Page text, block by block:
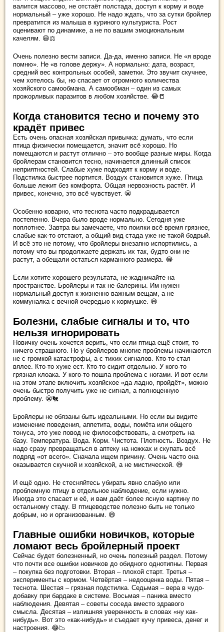
валится массово, не отстаёт полстада, доступ к корму и воде
нормальный – уже хорошо. Не надо ждать, что за сутки бройлер
превратится из малыша в куриного культуриста. Рост
оценивают по динамике, а не по вашим эмоциональным
качелям. 😄⚖️
Очень полезно вести записи. Да-да, именно записи. Не «я вроде
помню». Не «в голове держу». А нормально: дата, возраст,
средний вес контрольных особей, заметки. Это звучит скучнее,
чем хотелось бы, но спасает от огромного количества
хозяйского самообмана. А самообман – один из самых
прожорливых паразитов в любом хозяйстве. 😂📒
Когда становится тесно и почему это
крадёт привес
Есть очень опасная хозяйская привычка: думать, что если
птица физически помещается, значит всё хорошо. Но
помещаются и растут отлично – это вообще разные миры. Когда
бройлерам становится тесно, начинается длинный список
неприятностей. Слабые хуже подходят к корму и воде.
Подстилка быстрее портится. Воздух становится хуже. Птица
больше лежит без комфорта. Общая нервозность растёт. И
привес, конечно, это всё чувствует. 😬
Особенно коварно, что теснота часто подкрадывается
постепенно. Вчера было вроде нормально. Сегодня уже
поплотнее. Завтра вы замечаете, что поилки всё время грязнее,
слабые как-то отстают, а общий вид стада уже не такой бодрый.
И всё это не потому, что бройлеры внезапно испортились, а
потому что вы продолжаете держать их так, будто они не
растут, а обещали остаться карманного размера. 😂
Если хотите хорошего результата, не жадничайте на
пространстве. Бройлеры и так не балерины. Им нужен
нормальный доступ к жизненно важным вещам, а не
коммуналка с вечной очередью к кормушке. 😄
Болезни, слабые сигналы и то, что
нельзя игнорировать
Новичку очень хочется верить, что если птица ещё стоит, то
ничего страшного. Но у бройлеров многие проблемы начинаются
не с громкой катастрофы, а с тихих сигналов. Кто-то стал
вялее. Кто-то хуже ест. Кто-то сидит отдельно. У кого-то
грязная клоака. У кого-то пошла проблема с ногами. И вот если
на этом этапе включить хозяйское «да ладно, пройдёт», можно
очень быстро получить уже не сигнал, а полноценную
проблему. 😬🐔
Бройлеры не обязаны быть идеальными. Но если вы видите
изменение поведения, аппетита, воды, помёта или общего
тонуса, это уже повод не философствовать, а смотреть на
базу. Температура. Вода. Корм. Чистота. Плотность. Воздух. Не
надо сразу превращаться в аптеку на ножках и скупать всё
подряд «от всего». Сначала ищем причину. Очень часто она
оказывается скучной и хозяйской, а не мистической. 😅
И ещё одно. Не стесняйтесь убирать явно слабую или
проблемную птицу в отдельное наблюдение, если нужно.
Иногда это спасает и её, и вам даёт более ясную картину по
остальному стаду. В птицеводстве полезно быть не только
добрым, но и организованным. 😄
Главные ошибки новичков, которые
ломают весь бройлерный проект
Сейчас будет болезненный, но очень полезный раздел. Потому
что почти все ошибки новичков до обидного однотипны. Первая
– покупка без подготовки. Вторая – плохой старт. Третья –
эксперименты с кормом. Четвёртая – недооценка воды. Пятая –
теснота. Шестая – грязная подстилка. Седьмая – вера в чудо-
добавку при бардаке в системе. Восьмая – паника вместо
наблюдения. Девятая – советы соседа вместо здравого
смысла. Десятая – излишняя уверенность в словах «ну как-
нибудь». Вот это «как-нибудь» и съедает кучу привеса, денег и
настроения. 😂📉